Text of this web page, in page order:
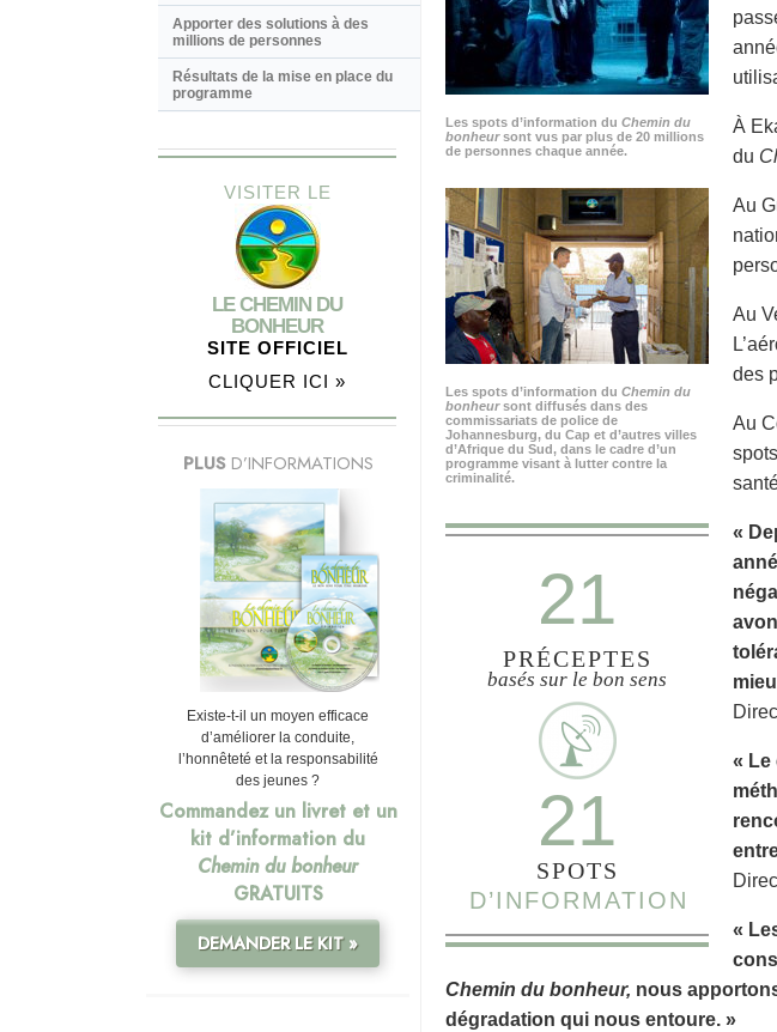
Les spots d’information du Chemin du
bonheursont vus par plus de 20 millions
de personnes chaque année.
Les spots d’information du Chemin du
bonheursont diffusés dans des
commissariats de police de
Johannesburg, du Cap et d’autres villes
d’Afrique du Sud, dans le cadre d’un
programme visant à lutter contre la
criminalité.
À
du
Au
Au
des
Au
21
PRÉCEPTES
basés sur le bon sens
21
SPOTS
D’INFORMATION
«
« Le
«
Chemin du bonheur, nous
dégradation qui nous entoure. »
Apporter des solutions à des
millions de personnes
Résultats de la mise en place du
programme
VISITER LE
LE CHEMIN DU
BONHEUR
SITE OFFICIEL
CLIQUER ICI »
PLUS D’INFORMATIONS
Existe-t-il un moyen efficace
d’améliorer la conduite,
l’honnêteté et la responsabilité
des jeunes ?
Commandez un livret et un
kit d’information du
Chemin du bonheur
GRATUITS
DEMANDER LE KIT »